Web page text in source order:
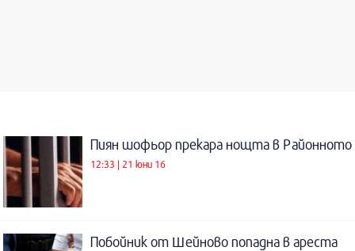
Пиян шофьор прекара нощта в Районното
12:33 | 21 юни 16
Побойник от Шейново попадна в ареста